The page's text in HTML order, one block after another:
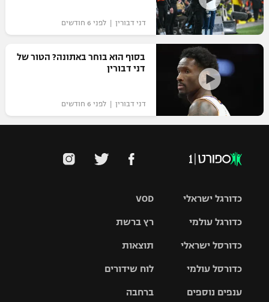
דני דבורין | לפני 6 חודשים
בסוף הוא בוחר באתונה? הטור של
דני דבורין
דני דבורין | לפני 6 חודשים
VOD
רץ ברשת
תוצאות
לוח שידורים
ברחבה
כדורגל ישראלי
גביע הטוטו
כדורגל עולמי
האלופות
ליגה
כדורסל ישראלי
סל
כדורסל עולמי
ענפים נוספים